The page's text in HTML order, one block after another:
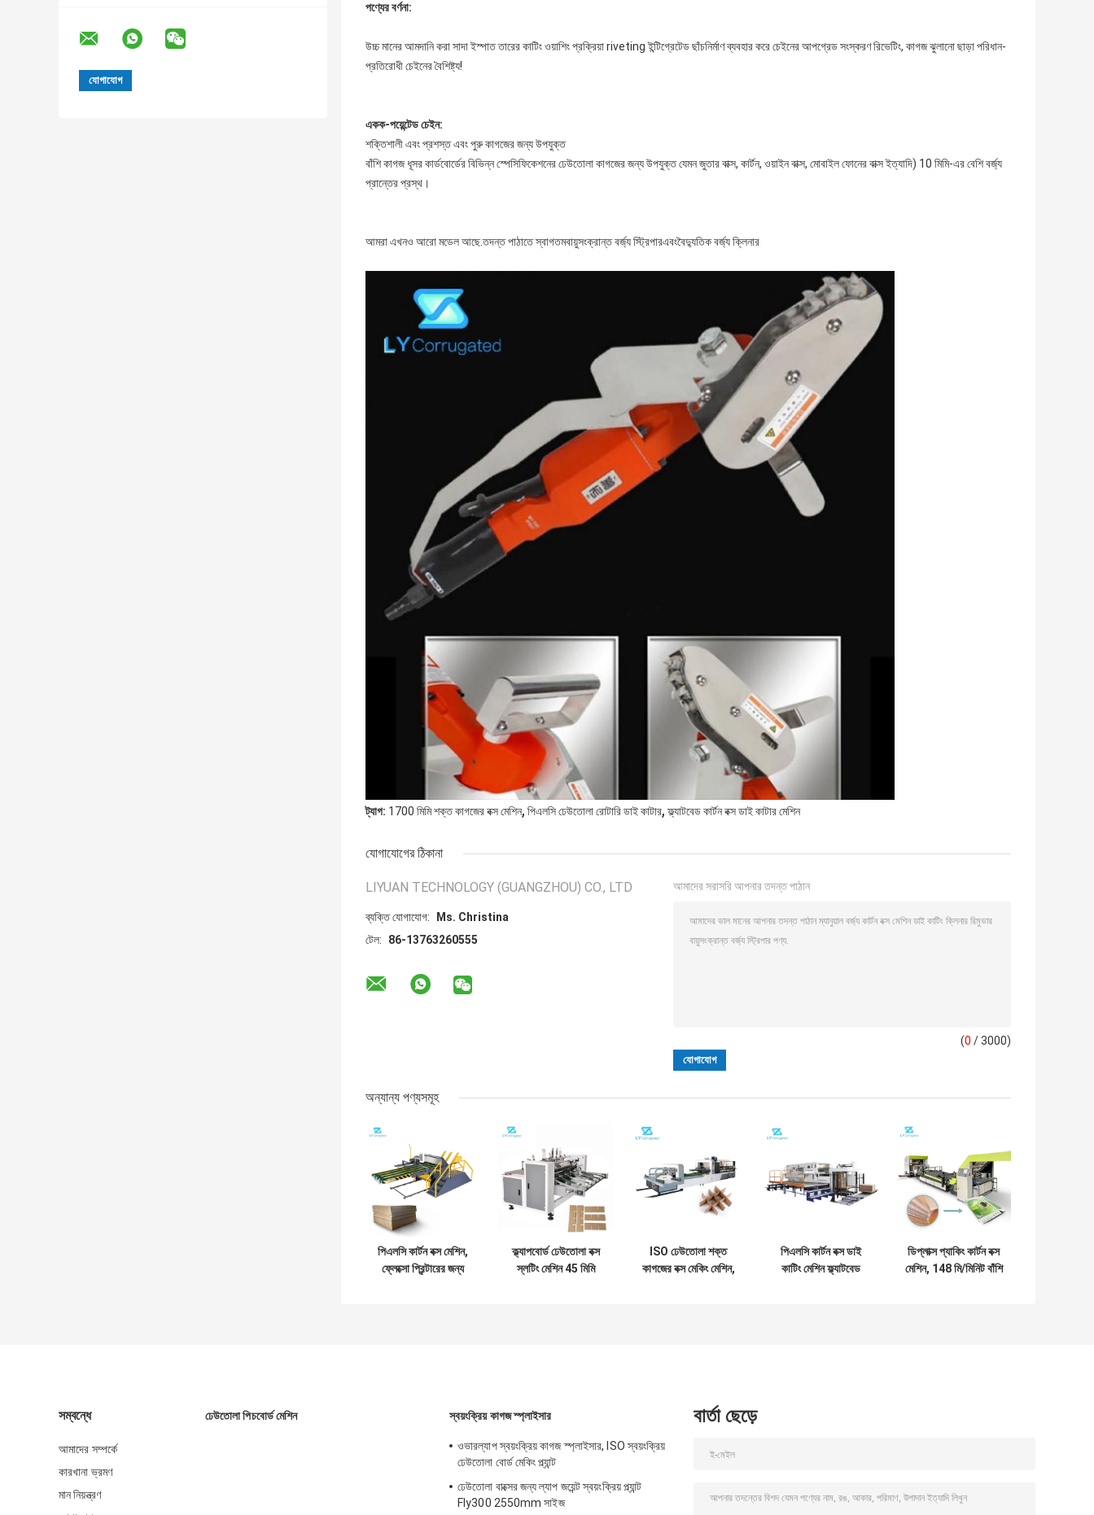
পণ্যের বর্ণনা:
উচ্চ মানের আমদানি করা সাদা ইস্পাত তারের কাটিং ওয়াশিং প্রক্রিয়া riveting ইন্টিগ্রেটেড ছাঁচনির্মাণ ব্যবহার করে চেইনের আপগ্রেড সংস্করণ রিভেটিং, কাগজ ঝুলানো ছাড়া পরিধান-
প্রতিরোধী চেইনের বৈশিষ্ট্য!
একক-পয়েন্টেড চেইন:
শক্তিশালী এবং প্রশস্ত এবং পুরু কাগজের জন্য উপযুক্ত
বাঁশি কাগজ ধূসর কার্ডবোর্ডের বিভিন্ন স্পেসিফিকেশনের ঢেউতোলা কাগজের জন্য উপযুক্ত যেমন জুতার বাক্স, কার্টন, ওয়াইন বাক্স, মোবাইল ফোনের বাক্স ইত্যাদি) 10 মিমি-এর বেশি বর্জ্য
প্রান্তের প্রস্থ।
আমরা এখনও আরো মডেল আছে.তদন্ত পাঠাতে স্বাগতমবায়ুসংক্রান্ত বর্জ্য স্ট্রিপারএবংবৈদ্যুতিক বর্জ্য ক্লিনার
ট্যাগ: 1700 মিমি শক্ত কাগজের বক্স মেশিন, পিএলসি ঢেউতোলা রোটারি ডাই কাটার, ফ্ল্যাটবেড কার্টন বক্স ডাই কাটার মেশিন
যোগাযোগের ঠিকানা
LIYUAN TECHNOLOGY (GUANGZHOU) CO., LTD
ব্যক্তি যোগাযোগ:
Ms. Christina
টেল:
86-13763260555
আমাদের সরাসরি আপনার তদন্ত পাঠান
(0 / 3000)
অন্যান্য পণ্যসমূহ
পিএলসি কার্টন বক্স মেশিন,
ফ্লেক্সো প্রিন্টারের জন্য
ক্ল্যাপবোর্ড ঢেউতোলা বক্স
স্লটিং মেশিন 45 মিমি
ISO ঢেউতোলা শক্ত
কাগজের বক্স মেকিং মেশিন,
পিএলসি কার্টন বক্স ডাই
কাটিং মেশিন ফ্ল্যাটবেড
ডিপ্লাক্স প্যাকিং কার্টন বক্স
মেশিন, 148 মি/মিনিট বাঁশি
সম্বন্ধে
আমাদের সম্পর্কে
কারখানা ভ্রমণ
মান নিয়ন্ত্রণ
ঢেউতোলা পিচবোর্ড মেশিন স্বয়ংক্রিয় কাগজ স্প্লাইসার
ওভারল্যাপ স্বয়ংক্রিয় কাগজ স্প্লাইসার, ISO স্বয়ংক্রিয়
ঢেউতোলা বোর্ড মেকিং প্ল্যান্ট
ঢেউতোলা বাক্সের জন্য ল্যাপ জয়েন্ট স্বয়ংক্রিয় প্ল্যান্ট
Fly300 2550mm সাইজ
বার্তা ছেড়ে